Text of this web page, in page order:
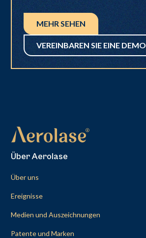
MEHR SEHEN
VEREINBAREN SIE EINE DEMO
Über Aerolase
Über uns
Ereignisse
Medien und Auszeichnungen
Patente und Marken